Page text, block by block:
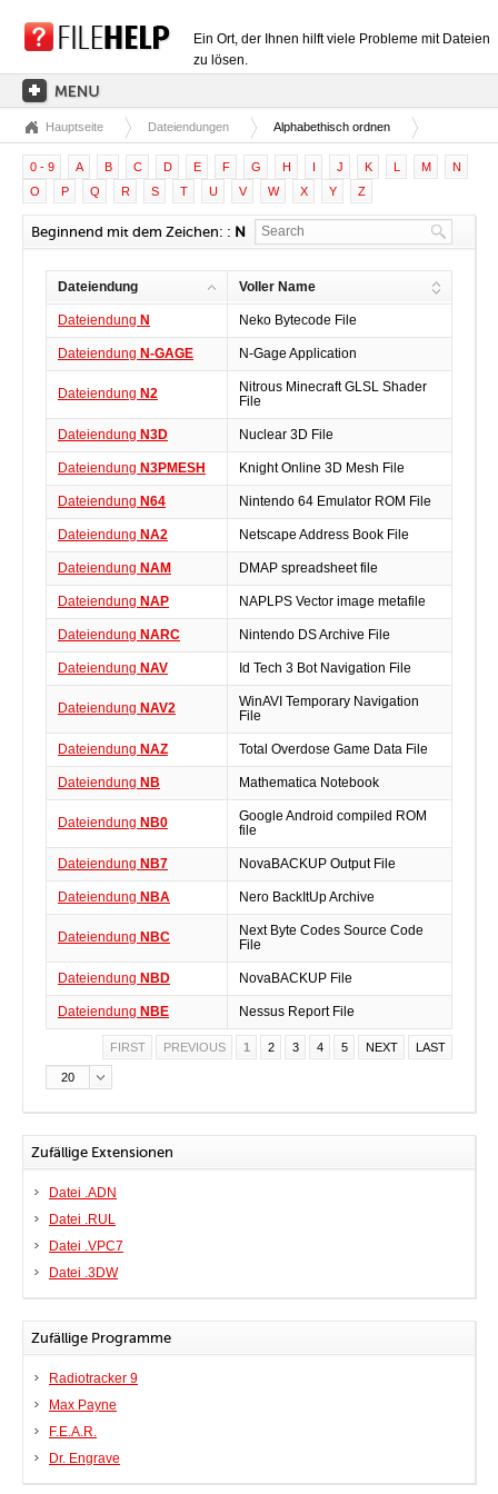
Ein Ort, der Ihnen hilft viele Probleme mit Dateien
zu lösen.
HAUPTSEITE
EXTENSIONSKATEGORIEN
TREIBERKATEGORIEN
DLL-DATEIEN
DATEIKONVERTIERUNGEN
PROGRAMME
Hauptseite Dateiendungen Alphabethisch ordnen
0 - 9 A B C D E F G H I J K L M
N
O
P Q R S T U V W X Y Z
Beginnend mit dem Zeichen: : N
Dateiendung Voller Name
Dateiendung N Neko Bytecode File
Dateiendung N-GAGE N-Gage Application
Dateiendung N2
Nitrous Minecraft GLSL Shader
File
Dateiendung N3D Nuclear 3D File
Dateiendung N3PMESH Knight Online 3D Mesh File
Dateiendung N64 Nintendo 64 Emulator ROM File
Dateiendung NA2 Netscape Address Book File
Dateiendung NAM DMAP spreadsheet file
Dateiendung NAP NAPLPS Vector image metafile
Dateiendung NARC Nintendo DS Archive File
Dateiendung NAV Id Tech 3 Bot Navigation File
Dateiendung NAV2
WinAVI Temporary Navigation
File
Dateiendung NAZ Total Overdose Game Data File
Dateiendung NB Mathematica Notebook
Dateiendung NB0
Google Android compiled ROM
file
Dateiendung NB7 NovaBACKUP Output File
Dateiendung NBA Nero BackItUp Archive
Dateiendung NBC
Next Byte Codes Source Code
File
Dateiendung NBD NovaBACKUP File
Dateiendung NBE Nessus Report File
FIRST PREVIOUS 1 2 3 4 5 NEXT LAST
20
Zufällige Extensionen
Datei .ADN
Datei .RUL
Datei .VPC7
Datei .3DW
Zufällige Programme
Radiotracker 9
Max Payne
F.E.A.R.
Dr. Engrave